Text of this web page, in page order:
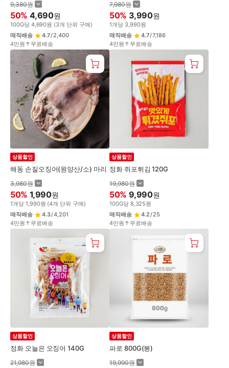
9,380원
50% 4,690원
100G당 4,690원 (3개 단위 구매)
매직배송
4.7/2,400
4만원↑무료배송
7,980원
50% 3,990원
1개당 3,990원
매직배송
4.7/7,186
4만원↑무료배송
해동 손질오징어(원양산/소) 마리
상품할인
3,980원
50% 1,990원
1개당 1,990원 (4개 단위 구매)
매직배송
4.3/4,201
4만원↑무료배송
정화 쥐포튀김 120G
상품할인
19,980원
50% 9,990원
100G당 8,325원
매직배송
4.2/25
4만원↑무료배송
정화 오늘은 오징어 140G
상품할인
21,980원
파로 800G(봉)
상품할인
19,990원